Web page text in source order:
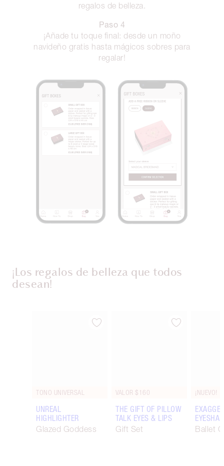
regalos de belleza.
Paso 4
¡Añade tu toque final: desde un moño
navideño gratis hasta mágicos sobres para
regalar!
¡Los regalos de belleza que todos
desean!
Artículo 1 de 108
TONO UNIVERSAL
UNREAL
HIGHLIGHTER
Glazed Goddess
Artículo 2 de 108
VALOR $160
THE GIFT OF PILLOW
TALK EYES & LIPS
Gift Set
¡NUEVO!
Ballet